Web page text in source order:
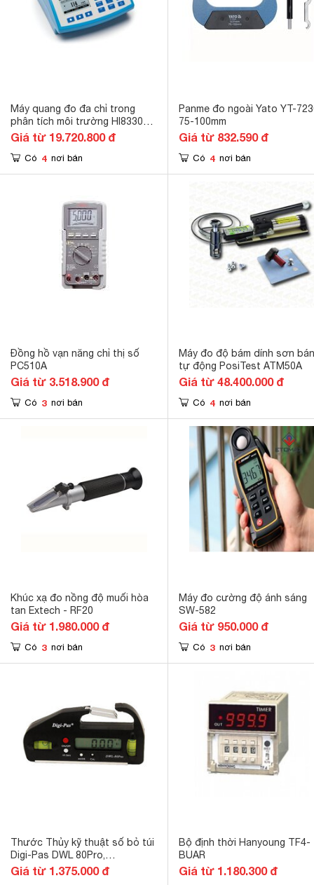
Máy quang đo đa chỉ trong
phân tích môi trường HI83306-
02
Giá từ 19.720.800 đ
Có 4 nơi bán
Panme đo ngoài Yato YT-
75-100mm
Giá từ 832.590 đ
Có 4 nơi bán
Đồng hồ vạn năng chỉ thị số
PC510A
Giá từ 3.518.900 đ
Có 3 nơi bán
Máy đo độ bám dính sơn bán
tự động PosiTest ATM50A
Giá từ 48.400.000 đ
Có 4 nơi bán
Khúc xạ đo nồng độ muối hòa
tan Extech - RF20
Giá từ 1.980.000 đ
Có 3 nơi bán
Máy đo cường độ ánh sáng
SW-582
Giá từ 950.000 đ
Có 3 nơi bán
Thước Thủy kỹ thuật số bỏ túi
Digi-Pas DWL 80Pro,
107x55x18mm
Giá từ 1.375.000 đ
Bộ định thời Hanyoung TF4-
BUAR
Giá từ 1.180.300 đ